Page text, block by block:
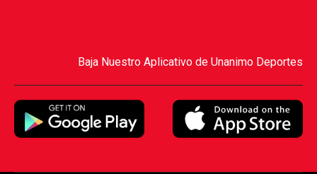
Baja Nuestro Aplicativo de Unanimo Deportes